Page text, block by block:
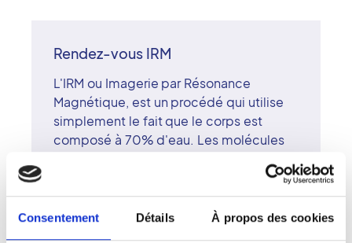
Consentement Détails À propos des cookies
Rendez-vous IRM
L'IRM ou Imagerie par Résonance
Magnétique, est un procédé qui utilise
simplement le fait que le corps est
composé à 70% d'eau. Les molécules
un champ magnétique, émettent des
signaux qui sont ensuite captés puis
convertis en images grâce à un système